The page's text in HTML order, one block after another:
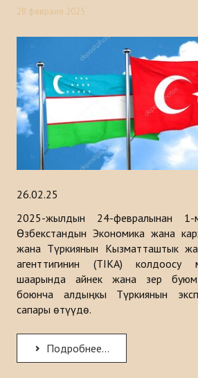
28 февраля 2025
26.02.25
2025-жылдын 24-февралынан 1-
Өзбекстандын Экономика жана
жана Түркиянын Кызматташтык
агенттигинин (TIKA) колдоосу
шаарында айнек жана зер
боюнча алдыңкы Түркиянын
сапары өтүүдө.
Подробнее...